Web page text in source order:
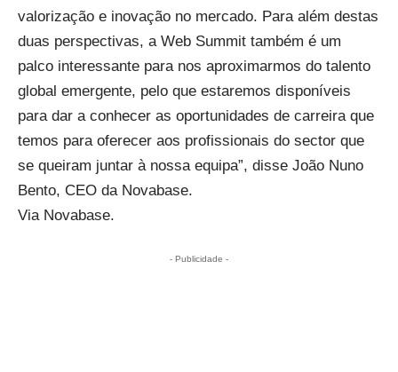
valorização e inovação no mercado. Para além destas
duas perspectivas, a Web Summit também é um
palco interessante para nos aproximarmos do talento
global emergente, pelo que estaremos disponíveis
para dar a conhecer as oportunidades de carreira que
temos para oferecer aos profissionais do sector que
se queiram juntar à nossa equipa”, disse João Nuno
Bento, CEO da Novabase.
Via Novabase.
- Publicidade -